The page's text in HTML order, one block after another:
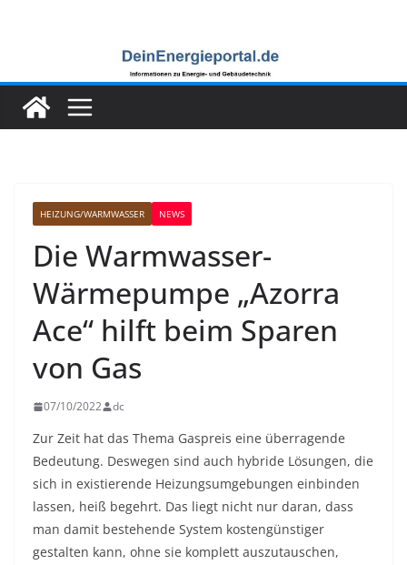
HEIZUNG/WARMWASSER NEWS
Die Warmwasser-
Wärmepumpe „Azorra
Ace“ hilft beim Sparen
von Gas
07/10/2022 dc
Zur Zeit hat das Thema Gaspreis eine überragende
Bedeutung. Deswegen sind auch hybride Lösungen, die
sich in existierende Heizungsumgebungen einbinden
lassen, heiß begehrt. Das liegt nicht nur daran, dass
man damit bestehende System kostengünstiger
gestalten kann, ohne sie komplett auszutauschen,